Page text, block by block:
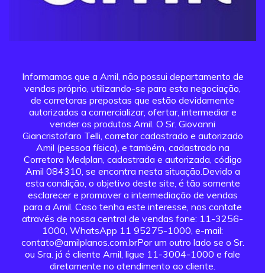
Informamos que a Amil, não possui departamento de
vendas próprio, utilizando-se para esta negociação,
de corretoras prepostas que estão devidamente
autorizadas a comercializar, ofertar, intermediar e
vender os produtos Amil. O Sr. Giovanni
Giancristofaro Telli, corretor cadastrado e autorizado
Amil (pessoa física), e também, cadastrado na
Corretora Medplan, cadastrada e autorizada, código
Amil 084310, se encontra nesta situação.Devido a
esta condição, o objetivo deste site, é tão somente
esclarecer e promover a intermediação de vendas
para a Amil. Caso tenha este interesse, nos contate
através de nossa central de vendas fone: 11-3256-
1000, WhatsApp 11 95275-1000, e-mail:
contato@amilplanos.com.brPor um outro lado se o Sr.
ou Sra. já é cliente Amil, ligue 11-3004-1000 e fale
diretamente no atendimento ao cliente.